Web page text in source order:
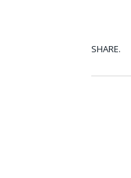
SHARE.